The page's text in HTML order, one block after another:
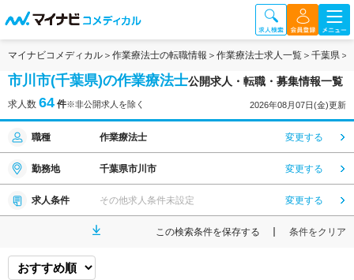
マイナビコメディカル 作業療法士の転職情報 作業療法士求人一覧 千葉県
市川市(千葉県)の作業療法士公開求人・転職・募集情報一覧
求人数 64 件※非公開求人を除く 2026年08月07日(金)更新
職種 作業療法士 変更する
勤務地 千葉県市川市 変更する
求人条件 その他求人条件未設定 変更する
この検索条件を保存する 条件をクリア